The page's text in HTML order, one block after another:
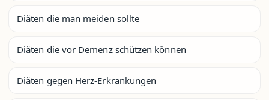
Diäten die man meiden sollte
Diäten die vor Demenz schützen können
Diäten gegen Herz-Erkrankungen